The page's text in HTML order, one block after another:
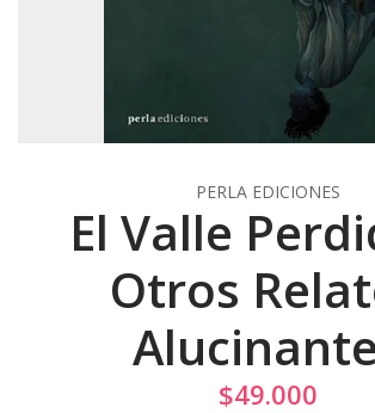
PERLA EDICIONES
El Valle
Otros
$49.000